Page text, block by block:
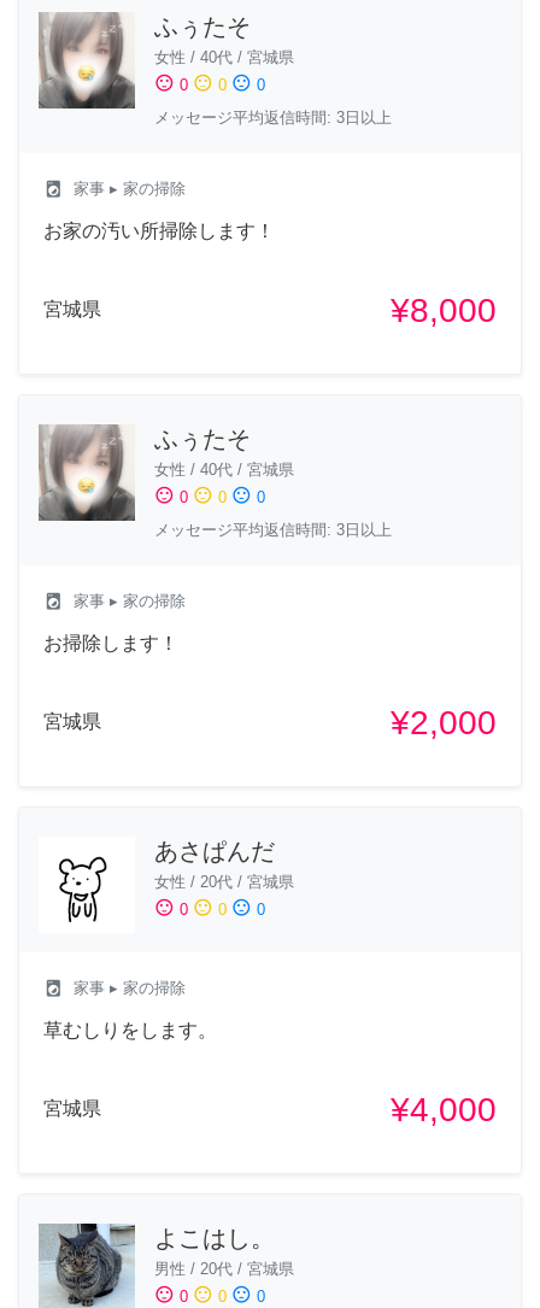
ふぅたそ
女性 / 40代 / 宮城県
sentiment_satisfied 0 sentiment_neutral 0 sentiment_dissatisfied 0
メッセージ平均返信時間: 3日以上
local_laundry_service 家事 ▸ 家の掃除
お家の汚い所掃除します！
宮城県 ¥8,000
ふぅたそ
女性 / 40代 / 宮城県
sentiment_satisfied 0 sentiment_neutral 0 sentiment_dissatisfied 0
メッセージ平均返信時間: 3日以上
local_laundry_service 家事 ▸ 家の掃除
お掃除します！
宮城県 ¥2,000
あさぱんだ
女性 / 20代 / 宮城県
sentiment_satisfied 0 sentiment_neutral 0 sentiment_dissatisfied 0
local_laundry_service 家事 ▸ 家の掃除
草むしりをします。
宮城県 ¥4,000
よこはし。
男性 / 20代 / 宮城県
sentiment_satisfied 0 sentiment_neutral 0 sentiment_dissatisfied 0